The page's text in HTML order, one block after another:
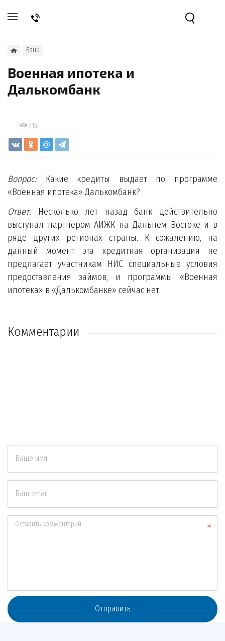
Банк
Военная ипотека и
Далькомбанк
718
Вопрос:Какие кредиты выдает по программе
«Военная ипотека» Далькомбанк?
Ответ:Несколько лет назад банк действительно
выступал партнером АИЖК на Дальнем Востоке и в
ряде других регионах страны. К сожалению, на
данный момент эта кредитная организация не
предлагает участникам НИС специальные условия
предоставления займов, и программы «Военная
ипотека» в «Далькомбанке» сейчас нет.
Комментарии
Ваше имя
Ваш email
Оставить комментарий
Отправить